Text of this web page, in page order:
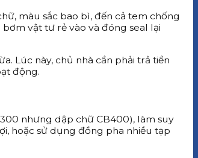
màu sắc bao bì, đến cả tem chống
vật tư rẻ vào và đóng seal lại
Lúc này, chủ nhà cần phải trả tiền
động.
nhưng dập chữ CB400), làm suy
hoặc sử dụng đồng pha nhiều tạp